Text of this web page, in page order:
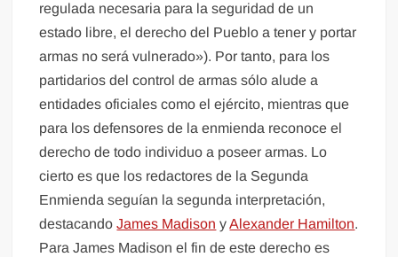
regulada necesaria para la seguridad de un
estado libre, el derecho del Pueblo a tener y portar
armas no será vulnerado»). Por tanto, para los
partidarios del control de armas sólo alude a
entidades oficiales como el ejército, mientras que
para los defensores de la enmienda reconoce el
derecho de todo individuo a poseer armas. Lo
cierto es que los redactores de la Segunda
Enmienda seguían la segunda interpretación,
destacandoJames Madison yAlexander Hamilton.
Para James Madison el fin de este derecho es